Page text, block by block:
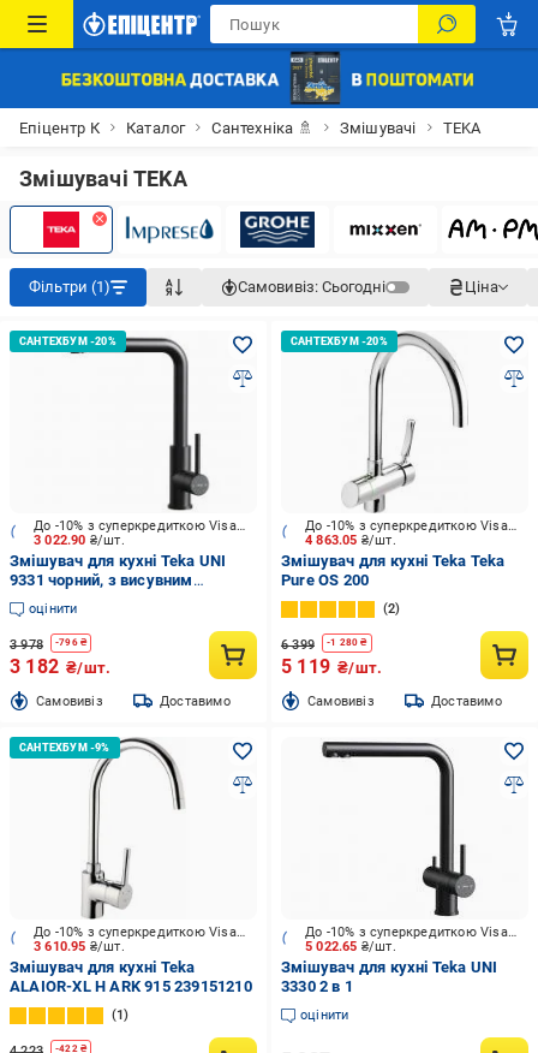
Епіцентр К Каталог Сантехніка 🚿 Змішувачі TEKA
Змішувачі TEKA
Фільтри (1) Самовивіз: Сьогодні Ціна
3 022.90 ₴/шт.
До -10% з суперкредиткою Visa Вигода
Змішувач для кухні Teka UNI
9331 чорний, з висувним
виливом
оцінити
3 978 -796₴
3 182 ₴/шт.
Cамовивіз Доставимо
4 863.05 ₴/шт.
До -10% з суперкредиткою Visa Вигода
Змішувач для кухні Teka Teka
Pure OS 200
2
6 399 -1 280 ₴
5 119 ₴/шт.
Cамовивіз Доставимо
3 610.95 ₴/шт.
До -10% з суперкредиткою Visa Вигода
Змішувач для кухні Teka
ALAIOR-XL H ARK 915 239151210
1
-422₴
5 022.65 ₴/шт.
До -10% з суперкредиткою Visa Вигода
Змішувач для кухні Teka UNI
3330 2 в 1
оцінити